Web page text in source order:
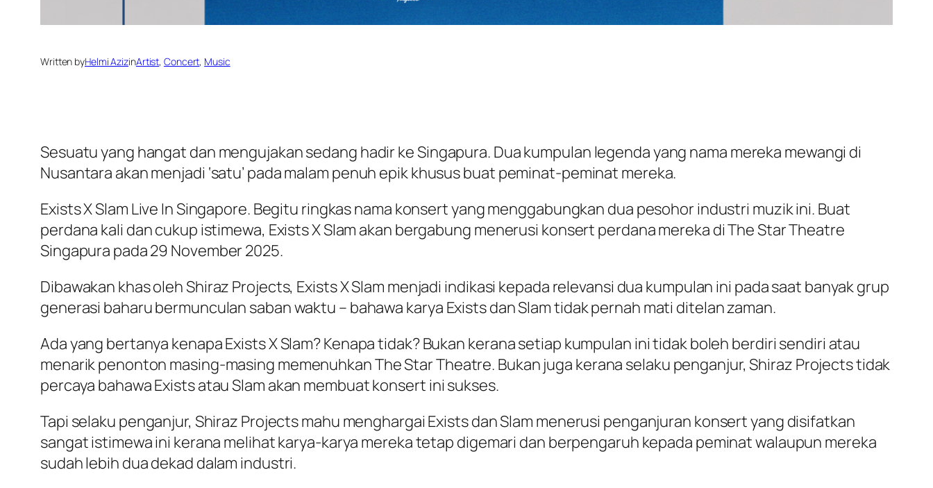
Written byHelmi AzizinArtist, Concert, Music
Sesuatu yang hangat dan mengujakan sedang hadir ke Singapura. Dua kumpulan legenda yang nama mereka mewangi di
Nusantara akan menjadi ‘satu’ pada malam penuh epik khusus buat peminat-peminat mereka.
Exists X Slam Live In Singapore. Begitu ringkas nama konsert yang menggabungkan dua pesohor industri muzik ini. Buat
perdana kali dan cukup istimewa, Exists X Slam akan bergabung menerusi konsert perdana mereka di The Star Theatre
Singapura pada 29 November 2025.
Dibawakan khas oleh Shiraz Projects, Exists X Slam menjadi indikasi kepada relevansi dua kumpulan ini pada saat banyak grup
generasi baharu bermunculan saban waktu – bahawa karya Exists dan Slam tidak pernah mati ditelan zaman.
Ada yang bertanya kenapa Exists X Slam? Kenapa tidak? Bukan kerana setiap kumpulan ini tidak boleh berdiri sendiri atau
menarik penonton masing-masing memenuhkan The Star Theatre. Bukan juga kerana selaku penganjur, Shiraz Projects tidak
percaya bahawa Exists atau Slam akan membuat konsert ini sukses.
Tapi selaku penganjur, Shiraz Projects mahu menghargai Exists dan Slam menerusi penganjuran konsert yang disifatkan
sangat istimewa ini kerana melihat karya-karya mereka tetap digemari dan berpengaruh kepada peminat walaupun mereka
sudah lebih dua dekad dalam industri.